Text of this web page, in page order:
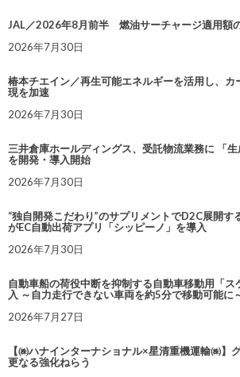
JAL／2026年8月前半 燃油サーチャージ適用額
2026年7月30日
椿本チエイン／再生可能エネルギーを活用し、カ
現を加速
2026年7月30日
三井倉庫ホールディングス、受託物流業務に 「生
を開発・導入開始
2026年7月30日
“独自開発こだわり”のサプリメントでD2C展開す
がEC自動出荷アプリ「シッピーノ」を導入
2026年7月30日
自動車船の荷役中断を抑制する自動車移動用「ス
入 ～自力走行できない車両を約5分で移動可能に
2026年7月27日
【㈱ハナインターナショナル×星清重機運輸㈱】
更なる強化ねらう